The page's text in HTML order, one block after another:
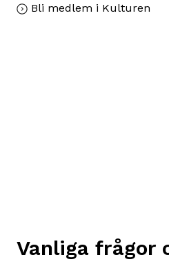
Bli medlem i Kulturen
Vanliga frågor